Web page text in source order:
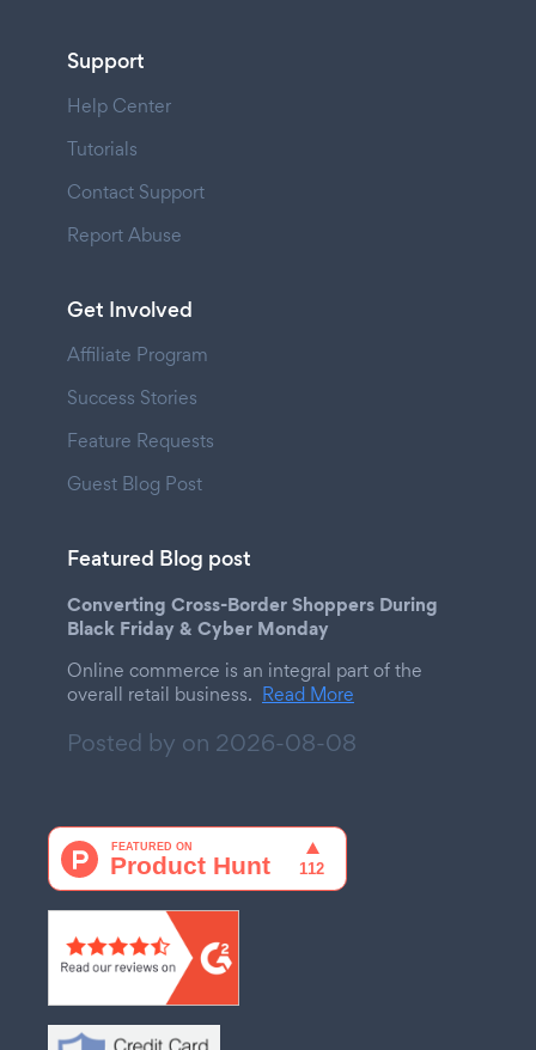
Support
Help Center
Tutorials
Contact Support
Report Abuse
Get Involved
Affiliate Program
Success Stories
Feature Requests
Guest Blog Post
Featured Blog post
Converting Cross-Border Shoppers During
Black Friday & Cyber Monday
Online commerce is an integral part of the
overall retail business. Read More
Posted by on 2026-08-08